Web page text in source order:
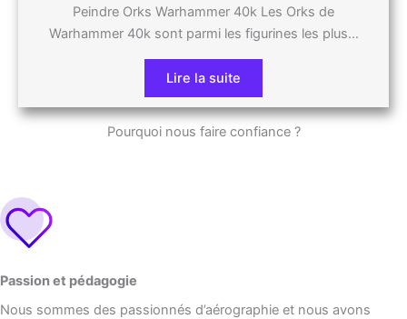
Peindre Orks Warhammer 40k Les Orks de
Warhammer 40k sont parmi les figurines les plus…
Lire la suite
Pourquoi nous faire confiance ?
Passion et pédagogie
Nous sommes des passionnés d’aérographie et nous avons